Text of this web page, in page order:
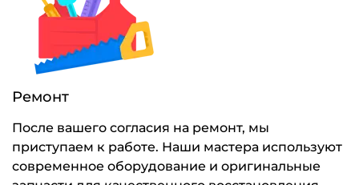
Ремонт
После вашего согласия на ремонт, мы
приступаем к работе. Наши мастера используют
современное оборудование и оригинальные